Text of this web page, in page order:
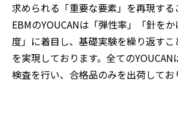
求められる「重要な要素」を再現する
EBMのYOUCANは「弾性率」「針を
度」に着目し、基礎実験を繰り返す
を実現しております。全ての
検査を行い、合格品のみを出荷してお